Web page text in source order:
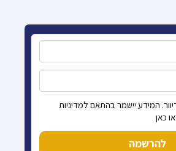
המידע יישמר בהתאם למדיניות
כאן
להרשמה